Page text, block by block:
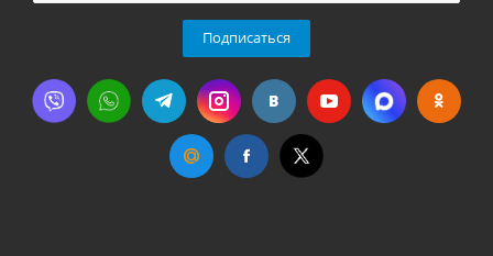
Подписаться